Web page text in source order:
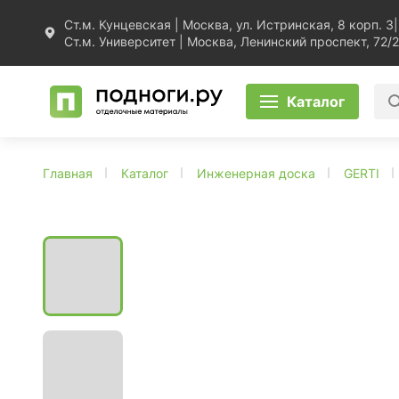
Ст.м. Кунцевская | Москва, ул. Истринская, 8 корп. 3
Ст.м. Университет | Москва, Ленинский проспект, 72/2
Каталог
Главная Каталог Инженерная доска GERTI